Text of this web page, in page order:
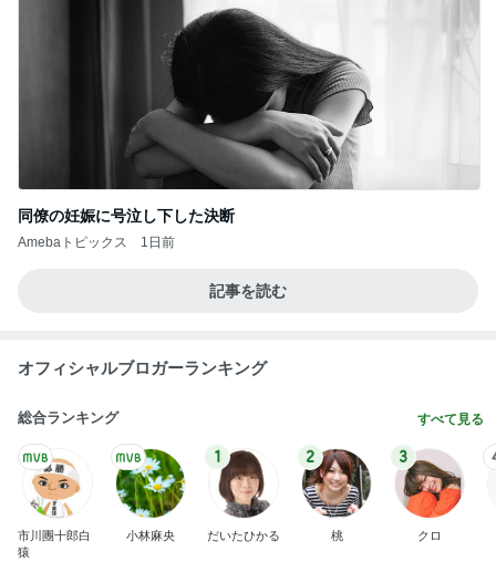
同僚の妊娠に号泣し下した決断
Amebaトピックス 1日前
記事を読む
オフィシャルブロガーランキング
総合ランキング すべて見る
市川團十郎白
猿
小林麻央
1
だいたひかる
2
桃
3
クロ